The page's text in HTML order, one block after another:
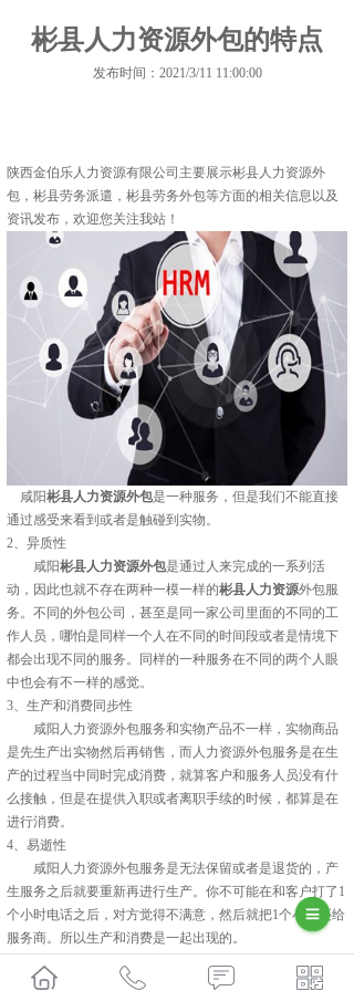
彬县人力资源外包的特点
发布时间：2021/3/11 11:00:00
陕西金伯乐人力资源有限公司主要展示彬县人力资源外
包 ，彬县劳务派遣，彬县劳务外包等方面的相关信息以及
资讯发布，欢迎您关注我站！
咸阳彬县人力资源外包是一种服务，但是我们不能直接
通过感受来看到或者是触碰到实物。
2、异质性
咸阳彬县人力资源外包是通过人来完成的一系列活
动，因此也就不存在两种一模一样的彬县人力资源外包服
务。不同的外包公司，甚至是同一家公司里面的不同的工
作人员，哪怕是同样一个人在不同的时间段或者是情境下
都会出现不同的服务。同样的一种服务在不同的两个人眼
中也会有不一样的感觉。
3、生产和消费同步性
咸阳人力资源外包服务和实物产品不一样，实物商品
是先生产出实物然后再销售，而人力资源外包服务是在生
产的过程当中同时完成消费，就算客户和服务人员没有什
么接触，但是在提供入职或者离职手续的时候，都算是在
进行消费。
4、易逝性
咸阳人力资源外包服务是无法保留或者是退货的，产
生服务之后就要重新再进行生产。你不可能在和客户打了1
个小时电话之后，对方觉得不满意，然后就把1个小时还给
服务商。所以生产和消费是一起出现的。
够帮助大家对这一服务方式有更多的了解。